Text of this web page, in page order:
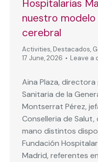
Hospitalarias
nuestro
cerebral
Activities, Destacados,
17 June, 2026
Leave a
Aina Plaza,
Sanitaria de la
Montserrat Pérez,
Conselleria de
mano distintos
Fundación
Madrid, referentes